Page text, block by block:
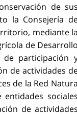
de
la Consejería
mediante
de
de participación
de actividades
de la Red
de